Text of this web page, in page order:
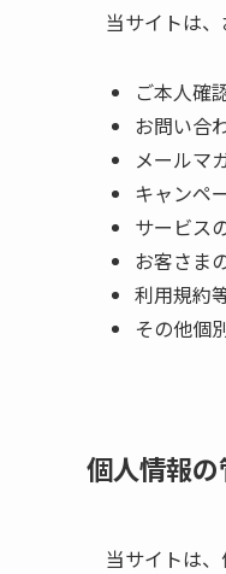
当サイトは
ご本人確
お問い合
メールマ
キャンペ
サービス
お客さま
利用規約
その他個
個人情報
当サイトは